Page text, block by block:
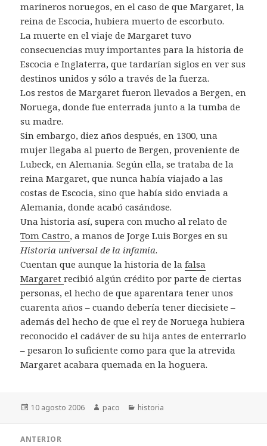
marineros noruegos, en el caso de que Margaret, la
reina de Escocia, hubiera muerto de escorbuto.
La muerte en el viaje de Margaret tuvo
consecuencias muy importantes para la historia de
Escocia e Inglaterra, que tardarían siglos en ver sus
destinos unidos y sólo a través de la fuerza.
Los restos de Margaret fueron llevados a Bergen, en
Noruega, donde fue enterrada junto a la tumba de
su madre.
Sin embargo, diez años después, en 1300, una
mujer llegaba al puerto de Bergen, proveniente de
Lubeck, en Alemania. Según ella, se trataba de la
reina Margaret, que nunca había viajado a las
costas de Escocia, sino que había sido enviada a
Alemania, donde acabó casándose.
Una historia así, supera con mucho al relato de
Tom Castro, a manos de Jorge Luis Borges en su
Historia universal de la infamia.
Cuentan que aunque la historia de lafalsa
Margaretrecibió algún crédito por parte de ciertas
personas, el hecho de que aparentara tener unos
cuarenta años – cuando debería tener diecisiete –
además del hecho de que el rey de Noruega hubiera
reconocido el cadáver de su hija antes de enterrarlo
– pesaron lo suficiente como para que la atrevida
Margaret acabara quemada en la hoguera.
Publicado
10 agosto 2006 Autor
paco Categorías
historia
ANTERIOR